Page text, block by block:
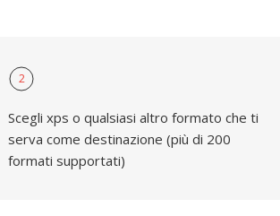
2
Scegli xps o qualsiasi altro formato che ti
serva come destinazione (più di 200
formati supportati)